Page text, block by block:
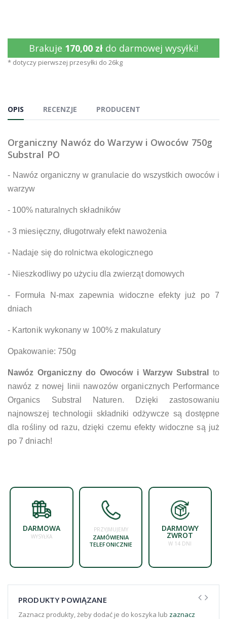
Brakuje 170,00 zł do darmowej wysyłki!
* dotyczy pierwszej przesyłki do 26kg
OPIS RECENZJE PRODUCENT
Organiczny Nawóz do Warzyw i Owoców 750g
Substral PO
- Nawóz organiczny w granulacie do wszystkich owoców i
warzyw
- 100% naturalnych składników
- 3 miesięczny, długotrwały efekt nawożenia
- Nadaje się do rolnictwa ekologicznego
- Nieszkodliwy po użyciu dla zwierząt domowych
- Formuła N-max zapewnia widoczne efekty już po 7
dniach
- Kartonik wykonany w 100% z makulatury
Opakowanie: 750g
Nawóz Organiczny do Owoców i Warzyw Substral
to
nawóz z nowej linii nawozów organicznych Performance
Organics Substral Naturen. Dzięki zastosowaniu
najnowszej technologii składniki odżywcze są dostępne
dla rośliny od razu, dzięki czemu efekty widoczne są już
po 7 dniach!
DARMOWA
WYSYŁKA
PRZYJMUJEMY
ZAMÓWIENIA
TELEFONICZNIE
DARMOWY
ZWROT
W 14 DNI
PRODUKTY POWIĄZANE
Zaznacz produkty, żeby dodać je do koszyka lub zaznacz